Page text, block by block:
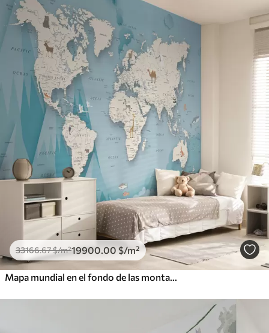
33166.67$/m²19900 .00 $/m²